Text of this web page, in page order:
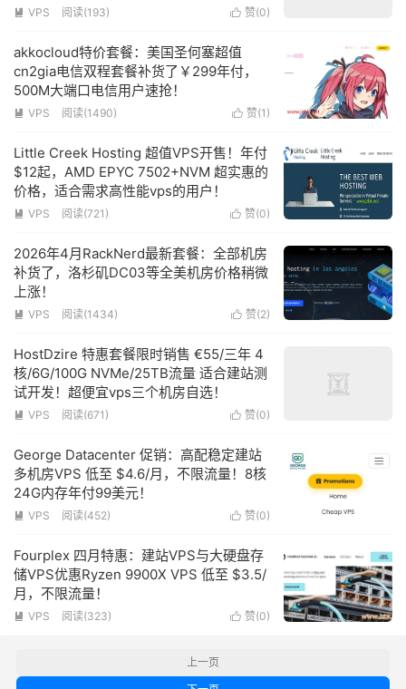
 赞(0)
 VPS 阅读(193)
akkocloud特价套餐：美国圣何塞超值
cn2gia电信双程套餐补货了￥299年付，
500M大端口电信用户速抢！
 赞(1 )
 VPS 阅读(1490)
Little Creek Hosting 超值VPS开售！年付
$12起，AMD EPYC 7502+NVM 超实惠的
价格，适合需求高性能vps的用户！
 赞(0)
 VPS 阅读(721 )
2026年4月RackNerd最新套餐：全部机房
补货了，洛杉矶DC03等全美机房价格稍微
上涨！
 赞(2)
 VPS 阅读(1434)
HostDzire 特惠套餐限时销售 €55/三年 4
核/6G/100G NVMe/25TB流量 适合建站测
试开发！超便宜vps三个机房自选！
 赞(0)
 VPS 阅读(671 )
George Datacenter 促销：高配稳定建站
多机房VPS 低至 $4.6/月，不限流量！8核
24G内存年付99美元！
 赞(0)
 VPS 阅读(452)
Fourplex 四月特惠：建站VPS与大硬盘存
储VPS优惠Ryzen 9900X VPS 低至 $3.5/
月，不限流量！
 赞(0)
 VPS 阅读(323)
上一页